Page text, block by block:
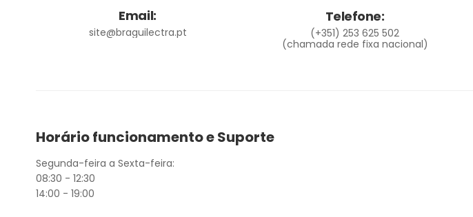
Email:
site@braguilectra.pt
Telefone:
(+351) 253 625 502
(chamada rede fixa nacional)
Horário funcionamento e Suporte
Segunda-feira a Sexta-feira:
08:30 - 12:30
14:00 - 19:00